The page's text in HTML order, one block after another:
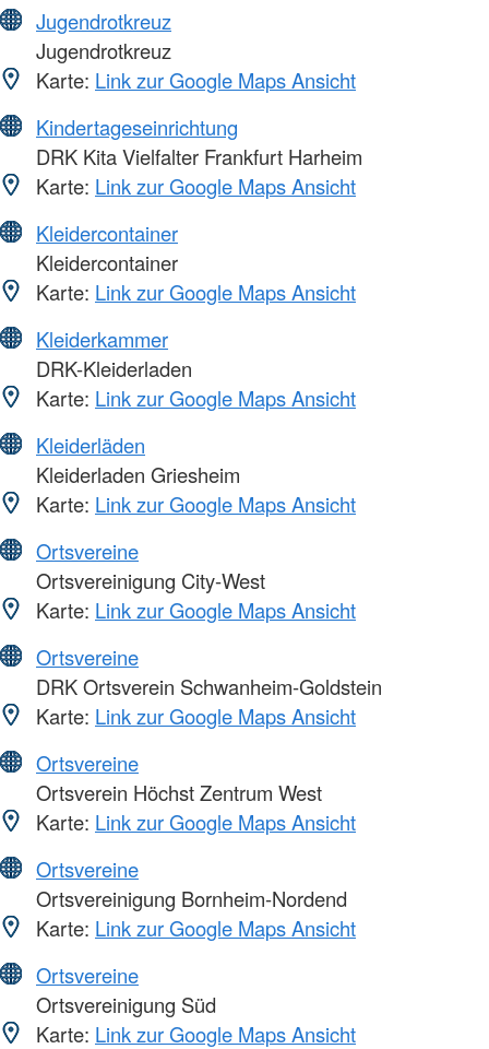
Jugendrotkreuz
Jugendrotkreuz
Karte: Link zur Google Maps Ansicht
Kindertageseinrichtung
DRK Kita Vielfalter Frankfurt Harheim
Karte: Link zur Google Maps Ansicht
Kleidercontainer
Kleidercontainer
Karte: Link zur Google Maps Ansicht
Kleiderkammer
DRK-Kleiderladen
Karte: Link zur Google Maps Ansicht
Kleiderläden
Kleiderladen Griesheim
Karte: Link zur Google Maps Ansicht
Ortsvereine
Ortsvereinigung City-West
Karte: Link zur Google Maps Ansicht
Ortsvereine
DRK Ortsverein Schwanheim-Goldstein
Karte: Link zur Google Maps Ansicht
Ortsvereine
Ortsverein Höchst Zentrum West
Karte: Link zur Google Maps Ansicht
Ortsvereine
Ortsvereinigung Bornheim-Nordend
Karte: Link zur Google Maps Ansicht
Ortsvereine
Ortsvereinigung Süd
Karte: Link zur Google Maps Ansicht